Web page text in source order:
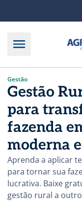
Gestão
Gestão
para
fazenda
moderna
Aprenda a aplicar
para tornar sua
lucrativa. Baixe
gestão rural a